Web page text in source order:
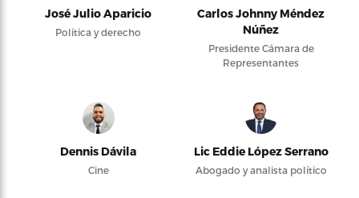
José Julio Aparicio
Política y derecho
Carlos Johnny Méndez
Núñez
Presidente Cámara de
Representantes
Dennis Dávila
Cine
Lic Eddie López Serrano
Abogado y analista político